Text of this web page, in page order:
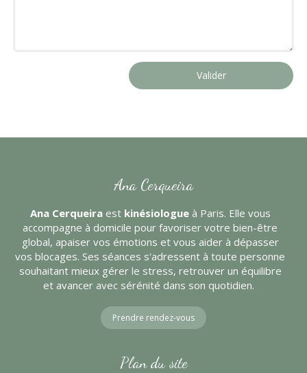
Valider
Ana Cerqueira
Ana Cerqueira est kinésiologueà Paris. Elle vous
accompagne à domicile pour favoriser votre bien-être
global, apaiser vos émotions et vous aider à dépasser
vos blocages. Ses séances s'adressent à toute personne
souhaitant mieux gérer le stress, retrouver un équilibre
et avancer avec sérénité dans son quotidien.
Prendre rendez-vous
Plan du site